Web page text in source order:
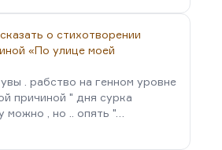
о стихотворении
«По улице моей
. рабство на генном уровне
причиной " дня сурка
можно , но .. опять "…